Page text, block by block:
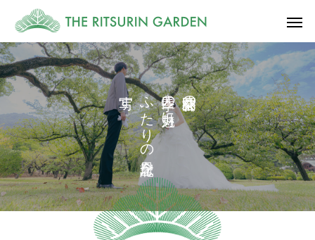
の
の
に
ふ
た
り
の
を
す